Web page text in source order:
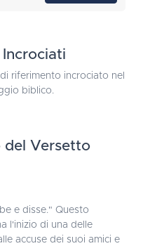
Incrociati
riferimento incrociato nel
biblico.
del Versetto
e disse." Questo
l'inizio di una delle
accuse dei suoi amici e